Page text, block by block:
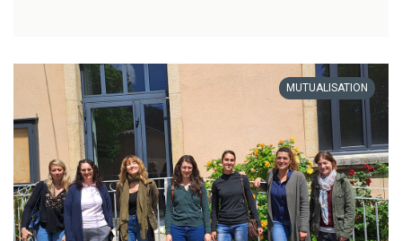
MUTUALISATION